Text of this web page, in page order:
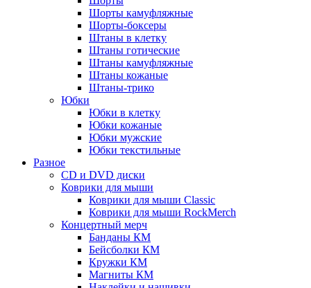
Шорты камуфляжные
Шорты-боксеры
Штаны в клетку
Штаны готические
Штаны камуфляжные
Штаны кожаные
Штаны-трико
Юбки
Юбки в клетку
Юбки кожаные
Юбки мужские
Юбки текстильные
Разное
CD и DVD диски
Коврики для мыши
Коврики для мыши Classic
Коврики для мыши RockMerch
Концертный мерч
Банданы КМ
Бейсболки КМ
Кружки КМ
Магниты КМ